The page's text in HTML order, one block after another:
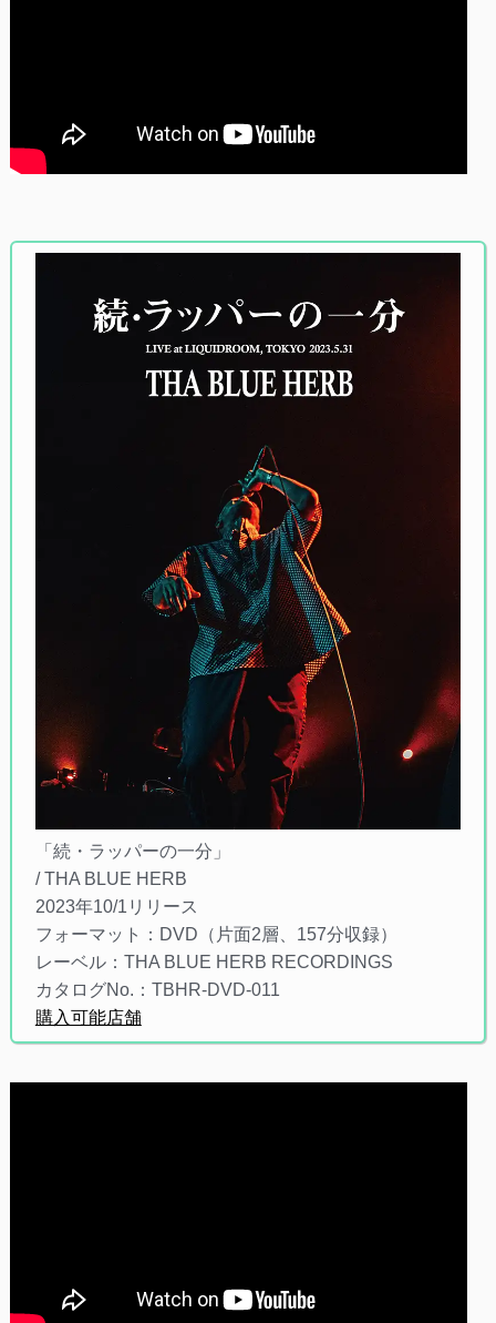
「続・ラッパーの一分」
/ THA BLUE HERB
2023年10/1リリース
フォーマット：DVD（片面2層、157分収録）
レーベル：THA BLUE HERB RECORDINGS
カタログNo.：TBHR-DVD-011
購入可能店舗